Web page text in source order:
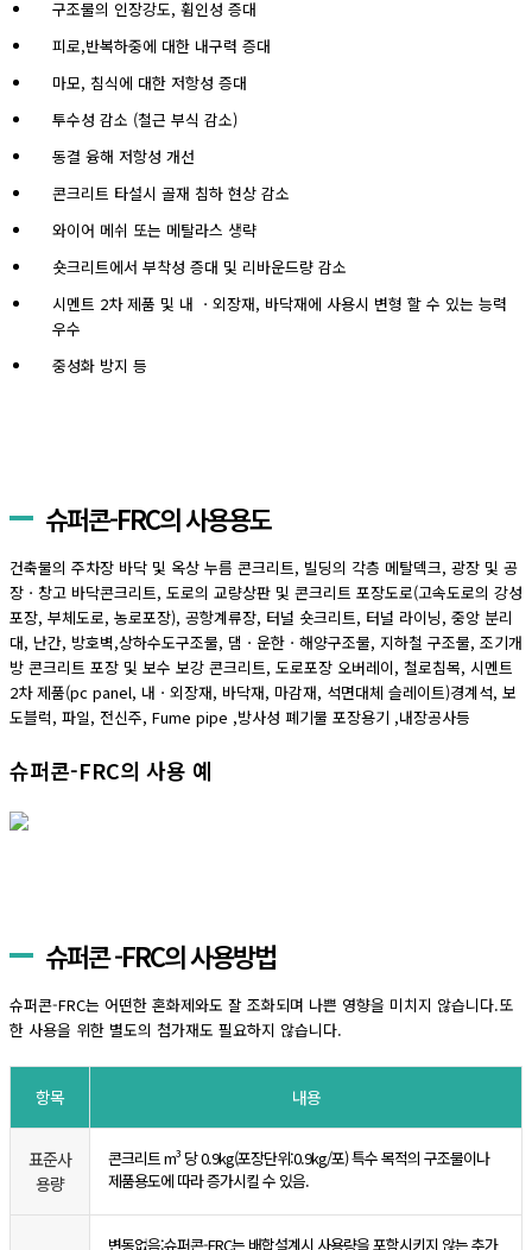
구조물의 인장강도, 휨인성 증대
피로,반복하중에 대한 내구력 증대
마모, 침식에 대한 저항성 증대
투수성 감소 (철근 부식 감소)
동결 융해 저항성 개선
콘크리트 타설시 골재 침하 현상 감소
와이어 메쉬 또는 메탈라스 생략
숏크리트에서 부착성 증대 및 리바운드량 감소
시멘트 2차 제품 및 내 ㆍ외장재, 바닥재에 사용시 변형 할 수 있는 능력
우수
중성화 방지 등
슈퍼콘-FRC의 사용용도
건축물의 주차장 바닥 및 옥상 누름 콘크리트, 빌딩의 각층 메탈덱크, 광장 및 공
장ㆍ창고 바닥콘크리트, 도로의 교량상판 및 콘크리트 포장도로(고속도로의 강성
포장, 부체도로, 농로포장), 공항계류장, 터널 숏크리트, 터널 라이닝, 중앙 분리
대, 난간, 방호벽,상하수도구조물, 댐ㆍ운한ㆍ해양구조물, 지하철 구조물, 조기개
방 콘크리트 포장 및 보수 보강 콘크리트, 도로포장 오버레이, 철로침목, 시멘트
2차 제품(pc panel, 내ㆍ외장재, 바닥재, 마감재, 석면대체 슬레이트)경계석, 보
도블럭, 파일, 전신주, Fume pipe ,방사성 폐기물 포장용기 ,내장공사등
슈퍼콘-FRC의 사용 예
슈퍼콘 -FRC의 사용방법
슈퍼콘-FRC는 어떤한 혼화제와도 잘 조화되며 나쁜 영향을 미치지 않습니다.또
한 사용을 위한 별도의 첨가재도 필요하지 않습니다.
항목 내용
표준사
용량
콘크리트 m³ 당 0.9kg(포장단위:0.9kg/포) 특수 목적의 구조물이나
제품용도에 따라 증가시킬 수 있음.
변동없음:슈퍼콘-FRC는 배합설계시 사용량을 포함시키지 않는 추가